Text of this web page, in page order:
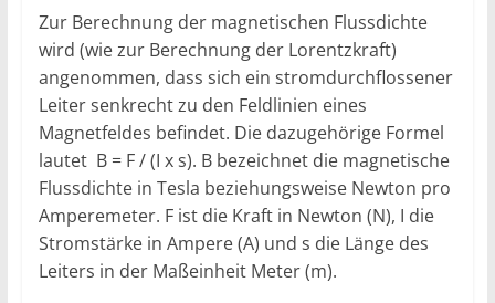
Zur Berechnung der magnetischen Flussdichte
wird (wie zur Berechnung der Lorentzkraft)
angenommen, dass sich ein stromdurchflossener
Leiter senkrecht zu den Feldlinien eines
Magnetfeldes befindet. Die dazugehörige Formel
lautet B = F / (I x s). B bezeichnet die magnetische
Flussdichte in Tesla beziehungsweise Newton pro
Amperemeter. F ist die Kraft in Newton (N), I die
Stromstärke in Ampere (A) und s die Länge des
Leiters in der Maßeinheit Meter (m).